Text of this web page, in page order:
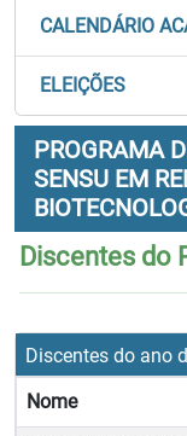
CALENDÁRIO
ELEIÇÕES
PROGRAMA
SENSU EM
Discentes do
Discentes do ano
Nome